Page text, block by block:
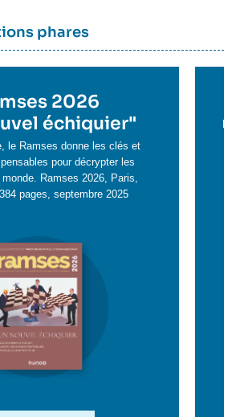
phares
2026
échiquier"
le Ramses donne les clés et
pour décrypter les
Ramses 2026, Paris,
pages, septembre 2025